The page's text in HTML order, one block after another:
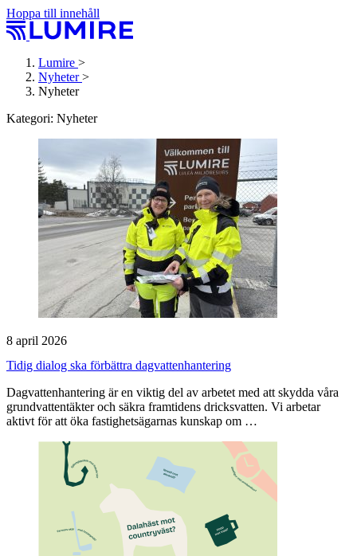
Hoppa till innehåll
Lumire >
Nyheter >
Nyheter
Kategori: Nyheter
8 april 2026
Tidig dialog ska förbättra dagvattenhantering
Dagvattenhantering är en viktig del av arbetet med att skydda våra
grundvattentäkter och säkra framtidens dricksvatten. Vi arbetar
aktivt för att öka fastighetsägarnas kunskap om …